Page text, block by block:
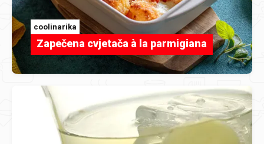
coolinarika
Zapečena cvjetača à la parmigiana